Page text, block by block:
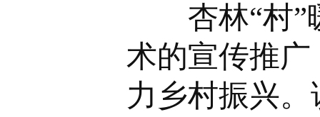
杏林“村”暖
术的宣传推
力乡村振兴